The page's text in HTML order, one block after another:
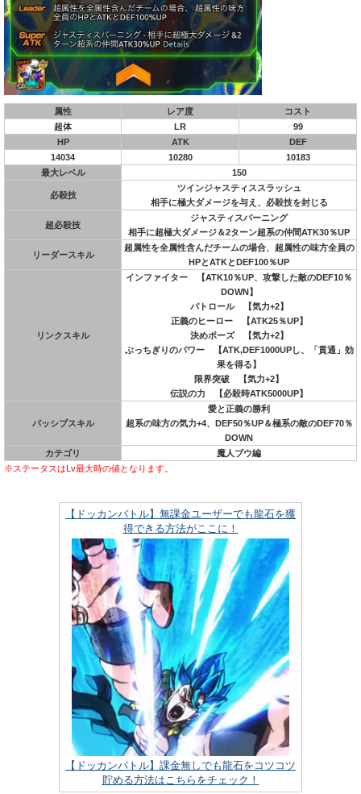
属性 レア度
コスト
超体
LR
99
HP
ATK
DEF
14034
10280
10183
最大レベル
150
必殺技
ツインジャスティススラッシュ
相手に極大ダメージを与え、必殺技を封じる
超必殺技
ジャスティスバーニング
相手に超極大ダメージ＆2ターン超系の仲間ATK30％UP
リーダースキル
超属性を全属性含んだチームの場合、超属性の味方全員の
HPとATKとDEF100％UP
リンクスキル
インファイター 【ATK10％UP、攻撃した敵のDEF10％
DOWN】
パトロール 【気力+2】
正義のヒーロー 【ATK25％UP】
決めポーズ 【気力+2】
ぶっちぎりのパワー 【ATK,DEF1000UPし、「貫通」効
果を得る】
限界突破 【気力+2】
伝説の力 【必殺時ATK5000UP】
パッシブスキル
愛と正義の勝利
超系の味方の気力+4、DEF50％UP＆極系の敵のDEF70％
DOWN
カテゴリ
魔人ブウ編
※ステータスはLv最大時の値となります。
【ドッカンバトル】無課金ユーザーでも龍石を獲
得できる方法がここに！
【ドッカンバトル】課金無しでも龍石をコツコツ
貯める方法はこちらをチェック！